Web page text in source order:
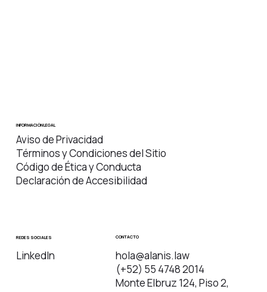
INFORMACIÓN LEGAL
Aviso de Privacidad
Términos y Condiciones del Sitio
Código de Ética y Conducta
Declaración de Accesibilidad
REDES SOCIALES
LinkedIn
CONTACTO
hola@alanis.law
(+52) 55 4748 2014
Monte Elbruz 124, Piso 2,